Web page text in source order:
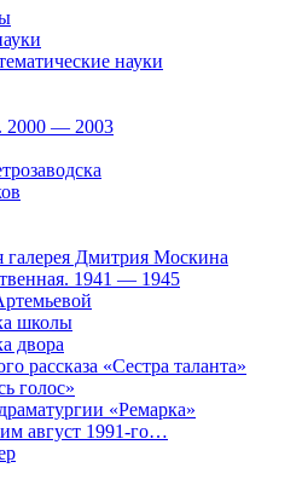
науки
2000 — 2003
галерея Дмитрия Москина
1941 — 1945
школы
двора
рассказа «Сестра таланта»
голос»
«Ремарка»
август 1991-го…